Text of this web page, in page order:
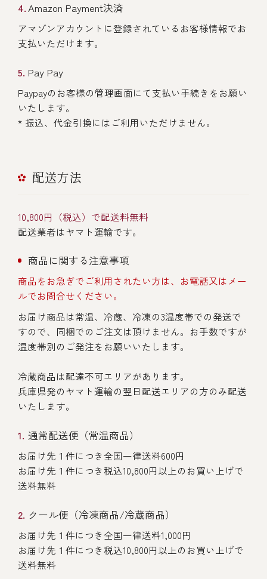
Amazon Payment決済
アマゾンアカウントに登録されているお客様情報でお
支払いただけます。
Pay Pay
Paypayのお客様の管理画面にて支払い手続きをお願い
いたします。
* 振込、代金引換にはご利用いただけません。
配送方法
10,800円（税込）で配送料無料
配送業者はヤマト運輸です。
商品に関する注意事項
商品をお急ぎでご利用されたい方は、お電話又はメー
ルでお問合せください。
お届け商品は常温、冷蔵、冷凍の3温度帯での発送で
すので、同梱でのご注文は頂けません。お手数ですが
温度帯別のご発注をお願いいたします。
冷蔵商品は配達不可エリアがあります。
兵庫県発のヤマト運輸の翌日配送エリアの方のみ配送
いたします。
通常配送便（常温商品）
お届け先１件につき全国一律送料600円
お届け先１件につき税込10,800円以上のお買い上げで
送料無料
クール便（冷凍商品/冷蔵商品）
お届け先１件につき全国一律送料1,000円
お届け先１件につき税込10,800円以上のお買い上げで
送料無料